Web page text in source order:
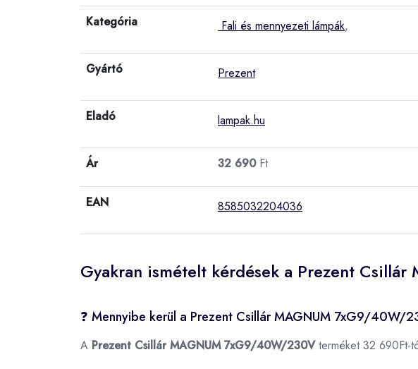
Kategória Fali és mennyezeti lámpák,
Gyártó Prezent
Eladó lampak.hu
Ár 32 690Ft
EAN 8585032204036
Gyakran ismételt kérdések a Prezent
❓ Mennyibe kerül a Prezent Csillár MAGNUM 7xG9/40W/
A Prezent Csillár MAGNUM 7xG9/40W/230Vterméket 32 690Ft-